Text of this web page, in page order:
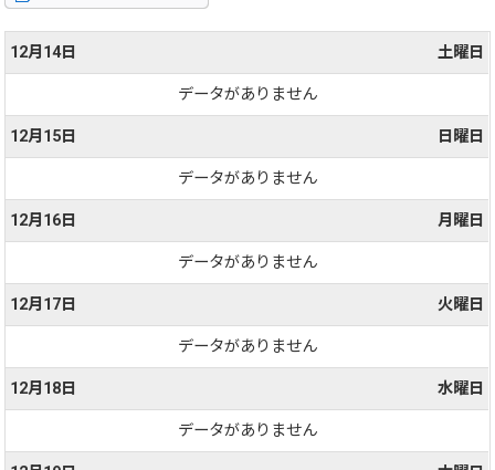
12月14日 土曜日
データがありません
12月15日 日曜日
データがありません
12月16日 月曜日
データがありません
12月17日 火曜日
データがありません
12月18日 水曜日
データがありません